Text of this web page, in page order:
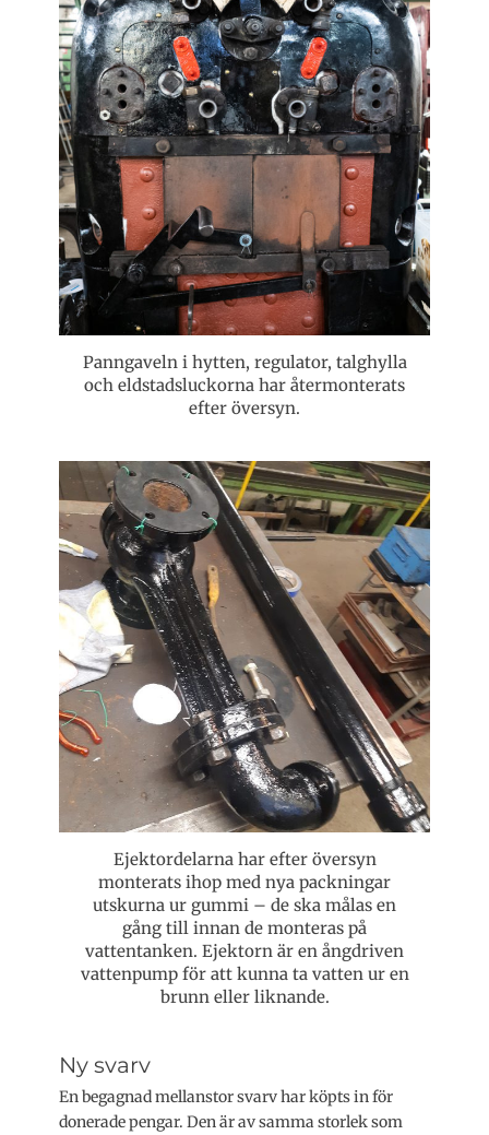
Panngaveln i hytten, regulator, talghylla
och eldstadsluckorna har återmonterats
efter översyn.
Ejektordelarna har efter översyn
monterats ihop med nya packningar
utskurna ur gummi – de ska målas en
gång till innan de monteras på
vattentanken. Ejektorn är en ångdriven
vattenpump för att kunna ta vatten ur en
brunn eller liknande.
Ny svarv
En begagnad mellanstor svarv har köpts in för
donerade pengar. Den är av samma storlek som